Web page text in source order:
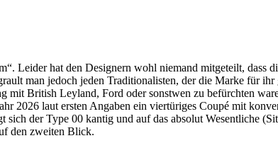
Leider hat den Designern wohl niemand mitgeteilt,
man jedoch jeden Traditionalisten, der die Marke für
mit British Leyland, Ford oder sonstwen zu befürchten
2026 laut ersten Angaben ein viertüriges Coupé mit
der Type 00 kantig und auf das absolut Wesentliche
den zweiten Blick.